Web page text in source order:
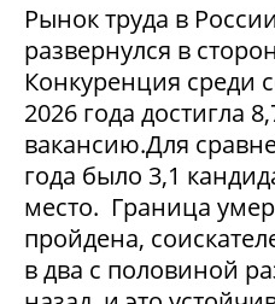
Рынок труда в
развернулся в
Конкуренция среди
2026 года достигла
вакансию.Для
года было 3,1
место. Граница
пройдена,
в два с половиной